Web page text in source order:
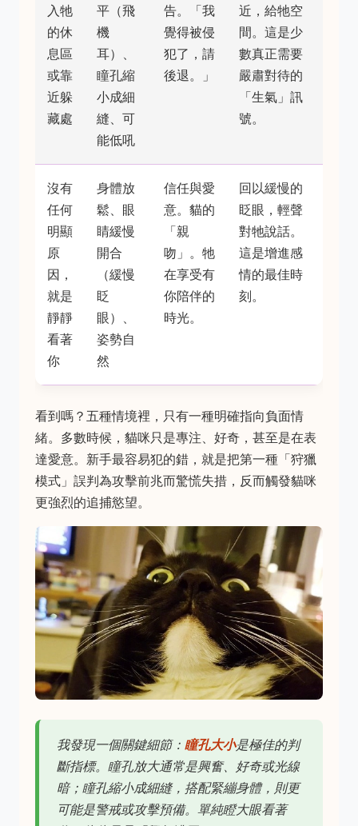
入牠
的休
息區
或靠
近躲
藏處
平（飛
機
耳）、
瞳孔縮
小成細
縫、可
能低吼
告。「我
覺得被侵
犯了，請
後退。」
近，給牠空
間。這是少
數真正需要
嚴肅對待的
「生氣」訊
號。
沒有
任何
明顯
原
因，
就是
靜靜
看著
你
身體放
鬆、眼
睛緩慢
開合
（緩慢
眨
眼）、
姿勢自
然
信任與愛
意。貓的
「親
吻」。牠
在享受有
你陪伴的
時光。
回以緩慢的
眨眼，輕聲
對牠說話。
這是增進感
情的最佳時
刻。
看到嗎？五種情境裡，只有一種明確指向負面情
緒。多數時候，貓咪只是專注、好奇，甚至是在表
達愛意。新手最容易犯的錯，就是把第一種「狩獵
模式」誤判為攻擊前兆而驚慌失措，反而觸發貓咪
更強烈的追捕慾望。
我發現一個關鍵細節： 瞳孔大小是極佳的判
斷指標。瞳孔放大通常是興奮、好奇或光線
暗；瞳孔縮小成細縫，搭配緊繃身體，則更
可能是警戒或攻擊預備。單純瞪大眼看著